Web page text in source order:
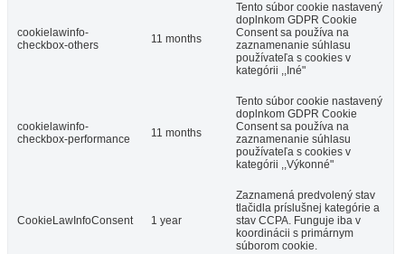
cookielawinfo-
checkbox-others
11 months
Tento súbor cookie nastavený
doplnkom GDPR Cookie
Consent sa používa na
zaznamenanie súhlasu
používateľa s cookies v
kategórii ,,Iné"
cookielawinfo-
checkbox-performance
11 months
Tento súbor cookie nastavený
doplnkom GDPR Cookie
Consent sa používa na
zaznamenanie súhlasu
používateľa s cookies v
kategórii ,,Výkonné"
CookieLawInfoConsent 1 year
Zaznamená predvolený stav
tlačidla príslušnej kategórie a
stav CCPA. Funguje iba v
koordinácii s primárnym
súborom cookie.